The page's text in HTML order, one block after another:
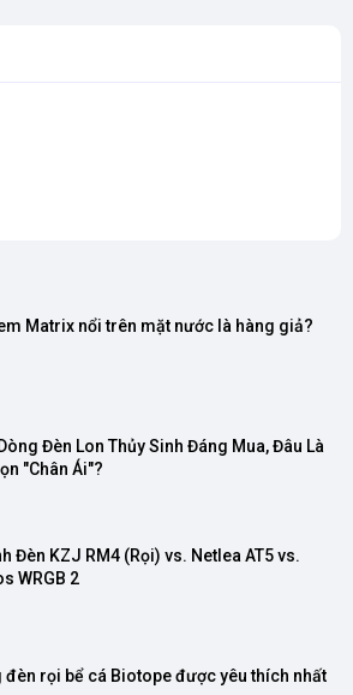
Matrix nổi trên mặt nước là hàng giả?
Đèn Lon Thủy Sinh Đáng Mua, Đâu Là
"Chân Ái"?
Đèn KZJ RM4 (Rọi) vs. Netlea AT5 vs.
WRGB 2
đèn rọi bể cá Biotope được yêu thích nhất